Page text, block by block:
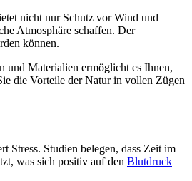
nicht nur Schutz vor Wind und
Atmosphäre schaffen. Der
können.
und Materialien ermöglicht es Ihnen,
die Vorteile der Natur in vollen Zügen
Stress. Studien belegen, dass Zeit im
was sich positiv auf den Blutdruck